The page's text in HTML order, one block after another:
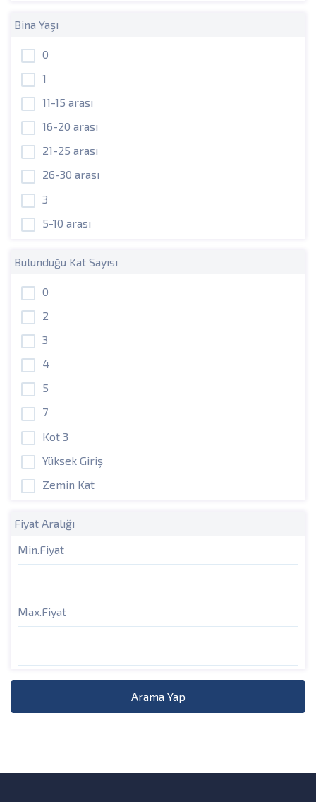
Bina Yaşı
0
1
11-15 arası
16-20 arası
21-25 arası
26-30 arası
3
5-10 arası
Bulunduğu Kat Sayısı
0
2
3
4
5
7
Kot 3
Yüksek Giriş
Zemin Kat
Fiyat Aralığı
Min.Fiyat
Max.Fiyat
Arama Yap